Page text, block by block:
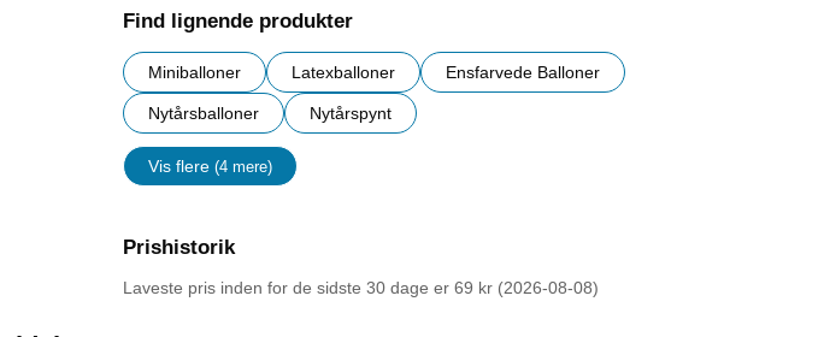
Find lignende produkter
Miniballoner Latexballoner Ensfarvede Balloner
Nytårsballoner Nytårspynt
Vis flere (4 mere)
Egenskaper
Prishistorik
Laveste pris inden for de sidste 30 dage er 69 kr (2026-08-08)